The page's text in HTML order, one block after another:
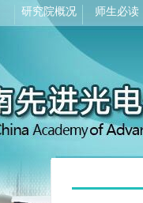
研究院概况 师生必读